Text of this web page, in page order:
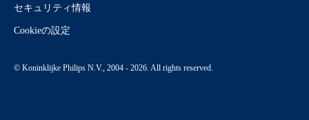
セキュリティ情報
Cookieの設定
© Koninklijke Philips N.V., 2004 - 2026. All rights reserved.